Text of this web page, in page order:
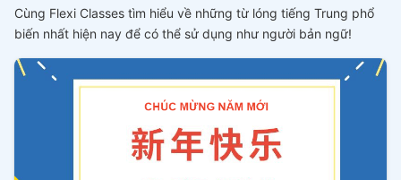
Cùng Flexi Classes tìm hiểu về những từ lóng tiếng Trung phổ
biến nhất hiện nay để có thể sử dụng như người bản ngữ!